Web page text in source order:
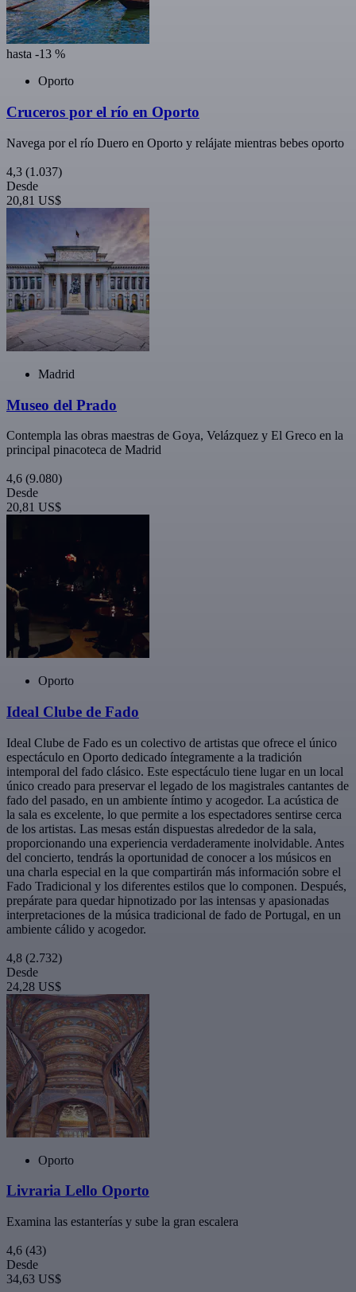
hasta -13 %
Oporto
Cruceros por el río en Oporto
Navega por el río Duero en Oporto y relájate mientras bebes oporto
4,3 (1.037)
Desde
20,81 US$
Madrid
Museo del Prado
Contempla las obras maestras de Goya, Velázquez y El Greco en la
principal pinacoteca de Madrid
4,6 (9.080)
Desde
20,81 US$
Oporto
Ideal Clube de Fado
Ideal Clube de Fado es un colectivo de artistas que ofrece el único
espectáculo en Oporto dedicado íntegramente a la tradición
intemporal del fado clásico. Este espectáculo tiene lugar en un local
único creado para preservar el legado de los magistrales cantantes de
fado del pasado, en un ambiente íntimo y acogedor. La acústica de
la sala es excelente, lo que permite a los espectadores sentirse cerca
de los artistas. Las mesas están dispuestas alrededor de la sala,
proporcionando una experiencia verdaderamente inolvidable. Antes
del concierto, tendrás la oportunidad de conocer a los músicos en
una charla especial en la que compartirán más información sobre el
Fado Tradicional y los diferentes estilos que lo componen. Después,
prepárate para quedar hipnotizado por las intensas y apasionadas
interpretaciones de la música tradicional de fado de Portugal, en un
ambiente cálido y acogedor.
4,8 (2.732)
Desde
24,28 US$
Oporto
Livraria Lello Oporto
Examina las estanterías y sube la gran escalera
4,6 (43)
Desde
34,63 US$